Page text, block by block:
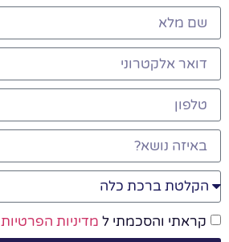
קראתי והסכמתי ל מדיניות הפרטיות